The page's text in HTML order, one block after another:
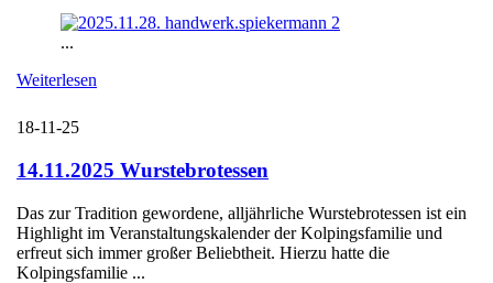
...
Weiterlesen
18-11-25
14.11.2025 Wurstebrotessen
Das zur Tradition gewordene, alljährliche Wurstebrotessen ist ein
Highlight im Veranstaltungskalender der Kolpingsfamilie und
erfreut sich immer großer Beliebtheit. Hierzu hatte die
Kolpingsfamilie ...